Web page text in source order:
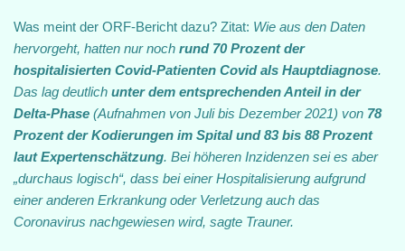
Was meint der ORF-Bericht dazu? Zitat: Wie aus den Daten
hervorgeht, hatten nur noch rund 70 Prozent der
hospitalisierten Covid-Patienten Covid als Hauptdiagnose.
Das lag deutlich unter dem entsprechenden Anteil in der
Delta-Phase (Aufnahmen von Juli bis Dezember 2021) von 78
Prozent der Kodierungen im Spital und 83 bis 88 Prozent
laut Expertenschätzung. Bei höheren Inzidenzen sei es aber
„durchaus logisch“, dass bei einer Hospitalisierung aufgrund
einer anderen Erkrankung oder Verletzung auch das
Coronavirus nachgewiesen wird, sagte Trauner.